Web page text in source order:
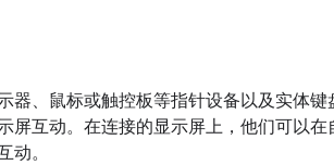
器、鼠标或触控板等指针设备以及实体
屏互动。在连接的显示屏上，他们可以
动。